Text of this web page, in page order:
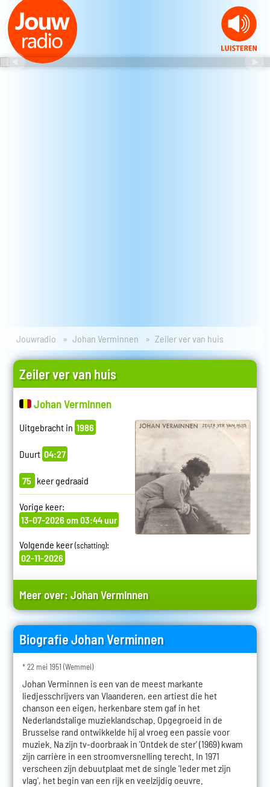
Jouwradio Johan Verminnen Zeiler ver van huis
Zeiler ver van huis
Johan Verminnen
Uitgebracht in 1986
Duurt 04:27
75 keer gedraaid
Vorige keer:
13-07-2026 om 03:44 uur
Volgende keer(schatting):
02-11-2026
Meer over:Johan Verminnen
Biografie Johan Verminnen
* 22 mei 1951 (Wemmel)
Johan Verminnen is een van de meest markante
liedjesschrijvers van Vlaanderen, een artiest die het
chanson een eigen, herkenbare stem gaf in het
Nederlandstalige muzieklandschap. Opgegroeid in de
Brusselse rand ontwikkelde hij al vroeg een passie voor
muziek. Na zijn tv-doorbraak in 'Ontdek de ster' (1969) kwam
zijn carrière in een stroomversnelling terecht. In 1971
verscheen zijn debuutplaat met de single 'Ieder met zijn
vlag', het begin van een rijk en veelzijdig oeuvre.